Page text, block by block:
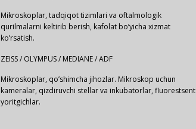
Mikroskoplar, tadqiqot tizimlari va oftalmologik
qurilmalarni keltirib berish, kafolat bo’yicha xizmat
ko’rsatish.
ZEISS / OLYMPUS / MEDIANE / ADF
Mikroskoplar, qo’shimcha jihozlar. Mikroskop uchun
kameralar, qizdiruvchi stellar va inkubatorlar, fluorestsent
yoritgichlar.